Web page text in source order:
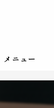
メニュー